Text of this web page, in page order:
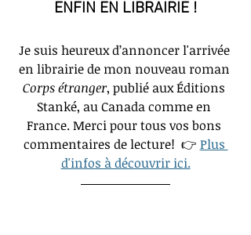
ENFIN EN LIBRAIRIE !
Je suis heureux d’annoncer l'arrivée
en librairie de mon nouveau roman
Corps étranger, publié aux Éditions
Stanké, au Canada comme en
France. Merci pour tous vos bons
commentaires de lecture!  👉 Plus
d'infos à découvrir ici.